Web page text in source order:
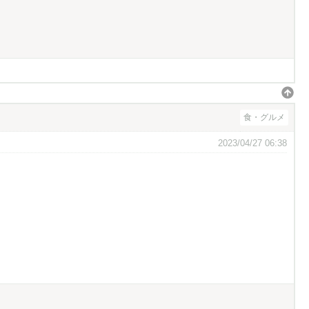
食・グルメ
2023/04/27 06:38